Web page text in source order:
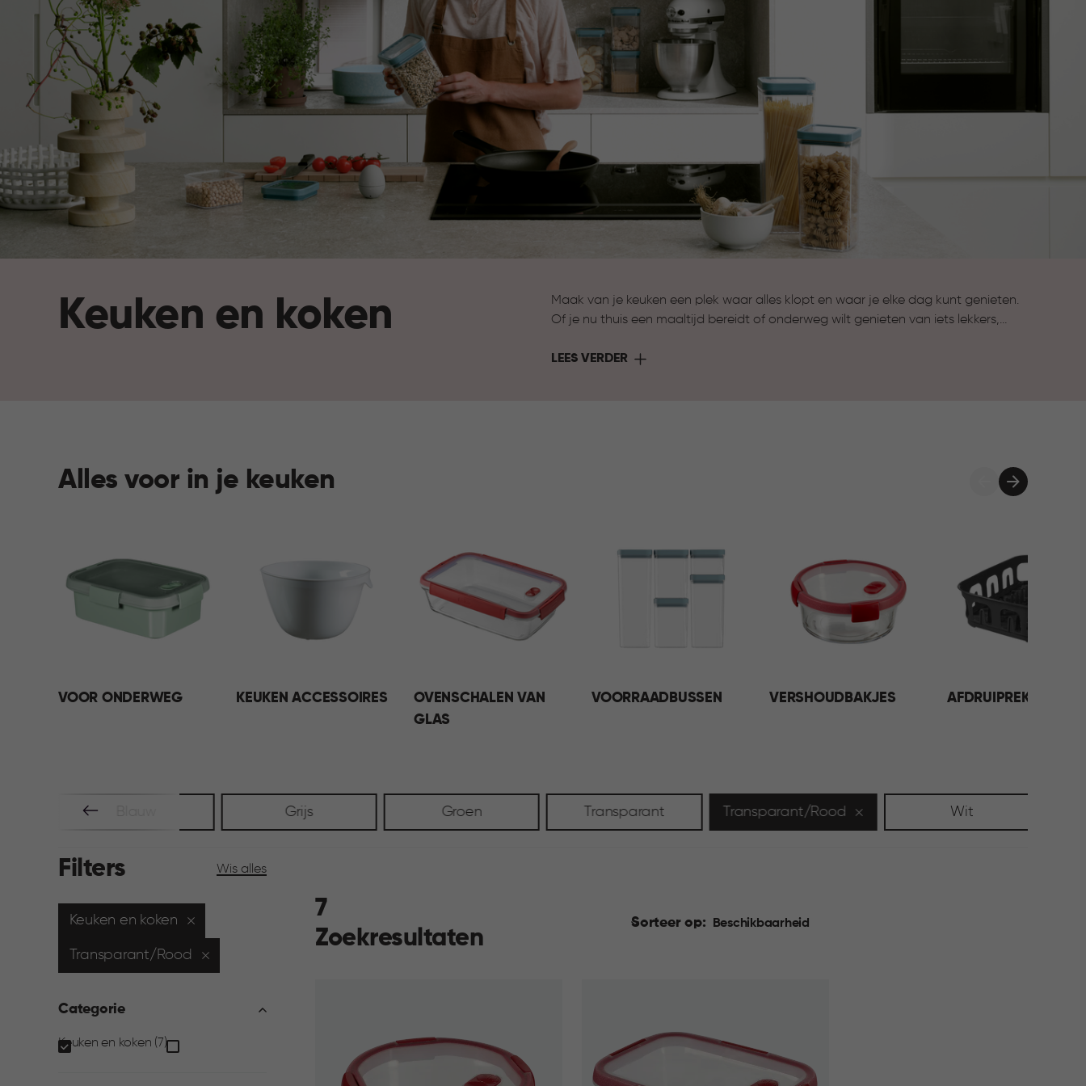
Keuken en koken
Maak van je keuken een plek waar alles klopt en waar je elke dag kunt genieten.
Of je nu thuis een maaltijd bereidt of onderweg wilt genieten van iets lekkers,
functionaliteit samen. Slimme bewaarbakjes houden ingrediënten langer vers,
LEES VERDER
Alles voor in je keuken
VOOR ONDERWEG KEUKEN ACCESSOIRES
OVENSCHALEN VAN
GLAS
VOORRAADBUSSEN VERSHOUDBAKJES AFDRUIPREKKEN
Grijs Groen Transparant Transparant/Rood Wit
Filters Wis alles
Keuken en koken
Transparant/Rood
Categorie
Categorie
Keuken en koken (7)
Sorteer op: Beschikbaarheid
7
Zoekresultaten